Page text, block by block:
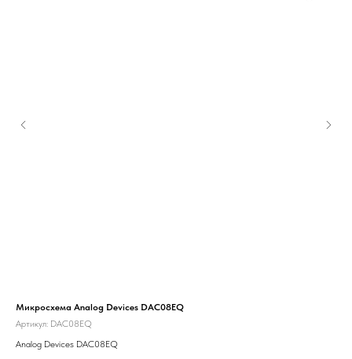
Микросхема Analog Devices DAC08EQ
Артикул: DAC08EQ
Analog Devices DAC08EQ